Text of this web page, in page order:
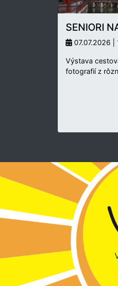
SENIORI
07.07.2026 |
Výstava
fotografií z